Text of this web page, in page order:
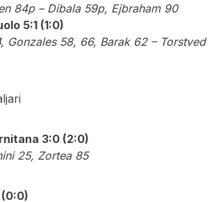
84p – Dibala 59p, Ejbraham 90
5:1 (1:0)
Gonzales 58, 66, Barak 62 – Torstved
3:0 (2:0)
25, Zortea 85
(0:0)